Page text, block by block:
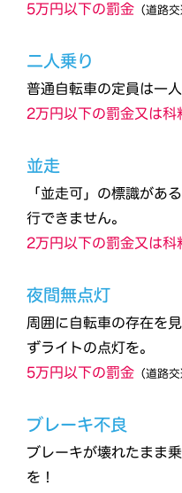
5万円以下の罰金 （道路
二人乗り
普通自転車の定員は一
2万円以下の罰金又は科
並走
「並走可」の標識があ
行できません。
2万円以下の罰金又は科
夜間無点灯
周囲に自転車の存在を
ずライトの点灯を。
5万円以下の罰金（道路交
ブレーキ不良
ブレーキが壊れたまま
を！